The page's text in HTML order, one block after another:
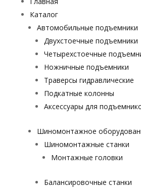
Каталог
Автомобильные подъемники
Двухстоечные подъемники
Четырехстоечные
Ножничные подъемники
Траверсы гидравлические
Подкатные колонны
Аксессуары для
Шиномонтажное
Шиномонтажные станки
Монтажные головки
Балансировочные станки